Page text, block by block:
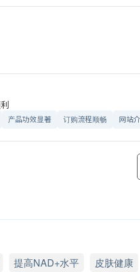
产品功效显著 订购流程顺畅 网站
提高NAD+水平 皮肤健康